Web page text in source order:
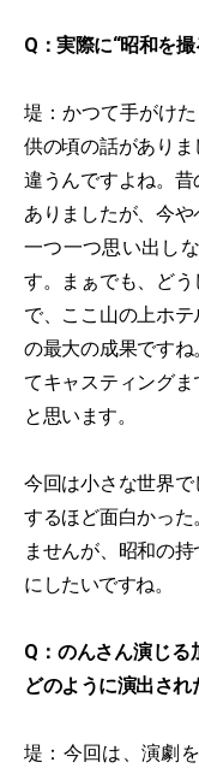
Q：実際に“昭和を
堤：かつて手がけ
供の頃の話がありま
違うんですよね。
ありましたが、今
一つ一つ思い出し
す。まぁでも、ど
で、ここ山の上ホ
の最大の成果です
てキャスティング
と思います。
今回は小さな世界
するほど面白かっ
ませんが、昭和の
にしたいですね。
Q：のんさん演じる
どのように演出され
堤：今回は、演劇